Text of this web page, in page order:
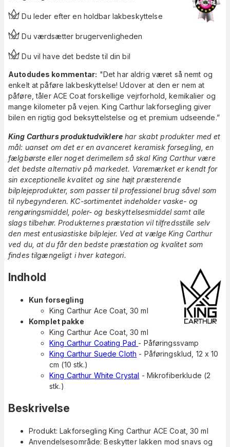
Du leder efter en holdbar lakbeskyttelse
Du værdsætter brugervenligheden
Du vil have det bedste til din bil
Autodudes kommentar: "Det har aldrig været så nemt og
enkelt at påføre lakbeskyttelse! Udover at den er nem at
påføre, tåler ACE Coat forskellige vejrforhold, kemikalier og
mange kilometer på vejen. King Carthur lakforsegling giver
bilen en rigtig god beksyttelstelse og et premium udseende.”
King Carthurs produktudviklerehar skabt produkter med et
mål: uanset om det er en avanceret keramisk forsegling, en
fælgbørste eller noget derimellem så skal King Carthur være
det bedste alternativ på markedet. Varemærket er kendt for
sin exceptionelle kvalitet og sine højt præsterende
bilplejeprodukter, som passer til professionel brug såvel som
til nybegynderen. KC-sortimentet indeholder vaske- og
rengøringsmiddel, poler- og beskyttelsesmiddel samt alle
slags tilbehør. Produkternes præstation vil tilfredsstille selv
den mest entusiastiske bilplejer. Ved at vælge King Carthur
ved du, at du får den bedste præstation og kvalitet som
findes tilgængeligt i hver kategori.
Indhold
Kun forsegling
King Carthur Ace Coat, 30 ml
Komplet pakke
King Carthur Ace Coat, 30 ml
King Carthur Coating Pad - Påføringssvamp
King Carthur Suede Cloth - Påføringsklud, 12 x 10
cm (10 stk.)
King Carthur White Crystal - Mikrofiberklude (2
stk.)
Beskrivelse
Produkt: Lakforsegling King Carthur ACE Coat, 30 ml
Anvendelsesområde: Beskytter lakken mod snavs og